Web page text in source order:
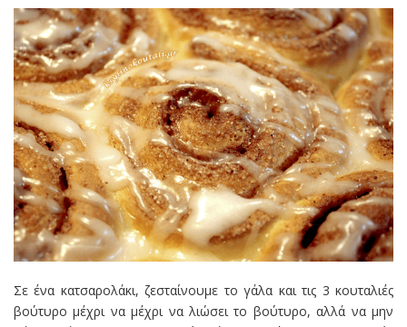
Σε ένα κατσαρολάκι, ζεσταίνουμε το γάλα και τις 3 κουταλιές
βούτυρο μέχρι να μέχρι να λιώσει το βούτυρο, αλλά να μην